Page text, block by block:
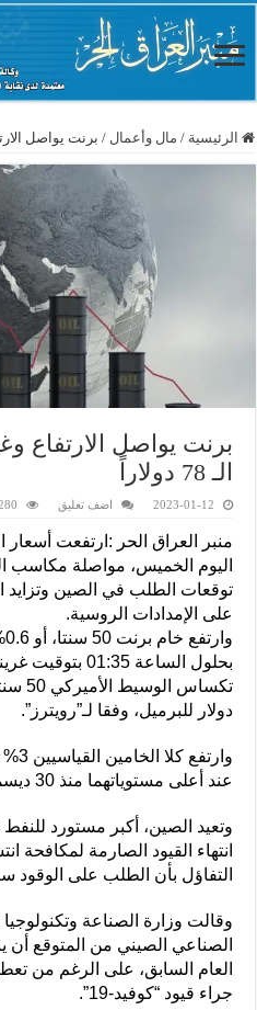
الرئيسية / مال وأعمال / برنت يواصل
برنت يواصل
الـ 78 دولاراً
2023-01-12 اضف تعليق 280
منبر العراق الحر :ارتفعت أسعار
اليوم الخميس، مواصلة مكاسب
توقعات الطلب في الصين وتزايد
على الإمدادات الروسية.
بحلول الساعة
دولار للبرميل، وفقا لـ”رويترز”.
عند أعلى مستوياتهما منذ 30 ديسمبر.
وتعيد الصين، أكبر مستورد للنفط
انتهاء القيود الصارمة لمكافحة
التفاؤل بأن الطلب على الوقود
وقالت وزارة الصناعة وتكنولوجيا
العام السابق، على الرغم من
جراء قيود “كوفيد-19”.